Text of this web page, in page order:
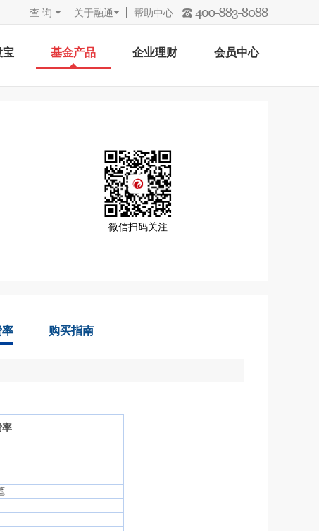
查 询 关于融通 帮助中心
宝 基金产品 企业理财 会员中心
微信扫码关注
率 购买指南
率